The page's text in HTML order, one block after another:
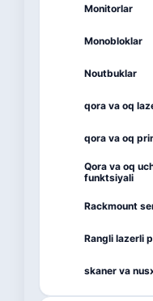
Monitorlar
Monobloklar
Noutbuklar
qora va oq
qora va oq
Qora va oq
funktsiyali
Rackmount
Rangli lazerli
skaner va